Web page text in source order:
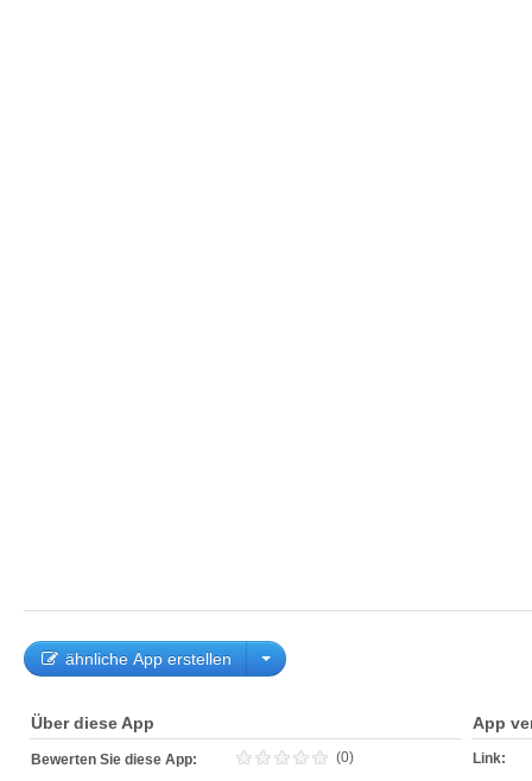
ähnliche App erstellen
Über diese App
Bewerten Sie diese App: (0)
App
Link: